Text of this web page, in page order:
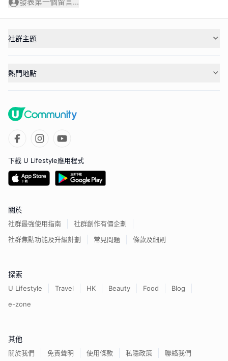
社群主題
熱門地點
下載 U Lifestyle應用程式
關於
社群最強使用指南
社群創作有價企劃
社群焦點功能及升級計劃
常見問題 條款及細則
探索
U Lifestyle Travel HK Beauty Food
Blog
e-zone
其他
關於我們 免責聲明 使用條款 私隱政策 聯絡我們